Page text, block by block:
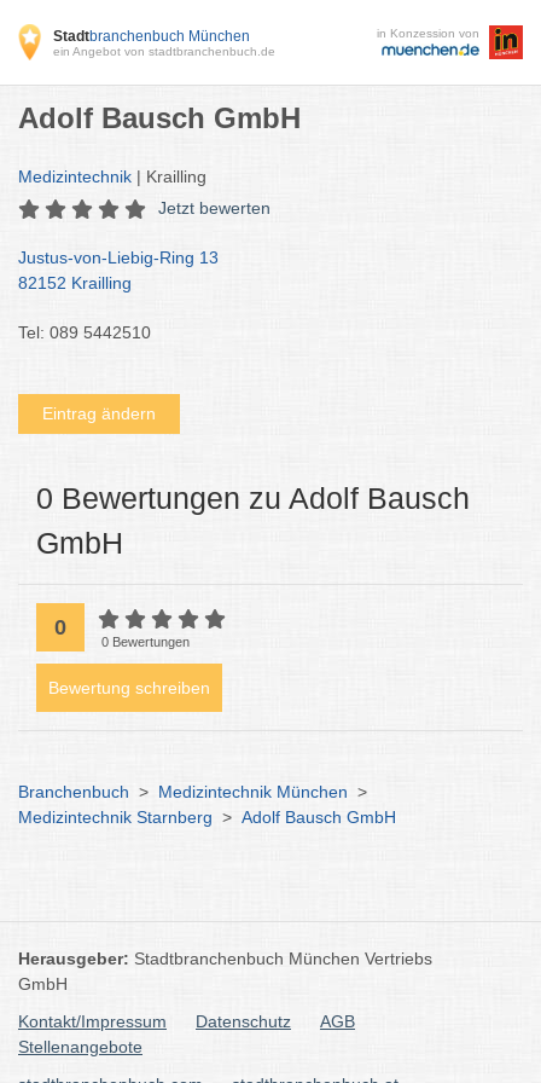
Stadtbranchenbuch München
ein Angebot von stadtbranchenbuch.de
in Konzession von
Adolf Bausch GmbH
Medizintechnik | Krailling
Jetzt bewerten
Justus-von-Liebig-Ring 13
82152 Krailling
Tel: 089 5442510
Eintrag ändern
0 Bewertungen zu Adolf Bausch
GmbH
0
0 Bewertungen
Bewertung schreiben
Branchenbuch > Medizintechnik München >
Medizintechnik Starnberg > Adolf Bausch GmbH
Herausgeber: Stadtbranchenbuch München Vertriebs
GmbH
Kontakt/Impressum
Datenschutz
AGB
Stellenangebote